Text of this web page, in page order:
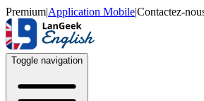
Premium|Application Mobile|Contactez-
Toggle navigation